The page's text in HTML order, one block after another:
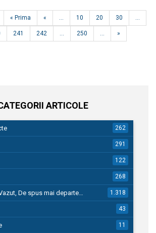
« Prima « ... 10 20 30 ...
241 242 ... 250 ... »
ARTICOLE
262
291
122
268
De spus mai departe… 1.318
43
11